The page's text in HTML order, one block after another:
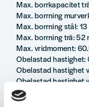
Max. borrkapacitet
Max. borrning
Max. borrning stål: 13
Max. borrning trä: 52
Max. vridmoment:
Obelastad hastighet:
Obelastad hastighet
Obelastad hastighet
Levereras med